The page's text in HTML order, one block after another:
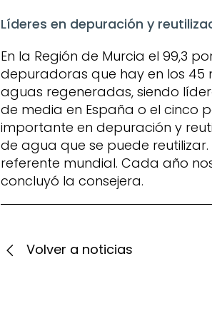
Líderes en depuración y
En la Región de Murcia el 99,3
depuradoras que hay en los 45
aguas regeneradas, siendo
de media en España o el cinco
importante en depuración y
de agua que se puede
referente mundial. Cada año
concluyó la consejera.
Volver a noticias